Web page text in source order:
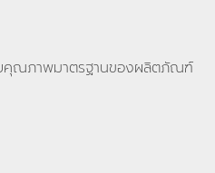
บคุณภาพมาตรฐานของผลิตภัณฑ์